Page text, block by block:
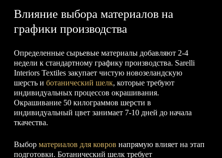
Влияние выбора материалов на
графики производства
Определенные сырьевые материалы добавляют 2-4
недели к стандартному графику производства. Sarelli
Interiors Textiles закупает чистую новозеландскую
шерсть иботанический шелк, которые требуют
индивидуальных процессов окрашивания.
Окрашивание 50 килограммов шерсти в
индивидуальный цвет занимает 7-10 дней до начала
ткачества.
Выборматериалов для ковров напрямую влияет на этап
подготовки. Ботанический шелк требует